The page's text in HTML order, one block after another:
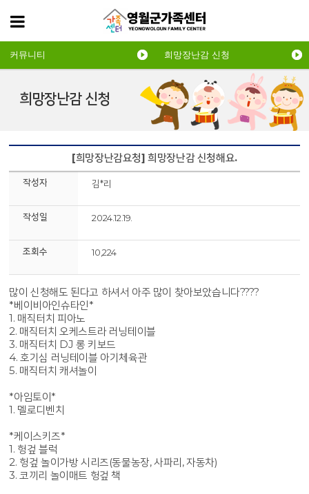
희망장난감 신청
커뮤니티 희망장난감 신청
[희망장난감요청] 희망장난감 신청해요.
작성자 김*리
작성일 2024.12.19.
조회수 10,224
많이 신청해도 된다고 하셔서 아주 많이 찾아보았습니다????
*베이비아인슈타인*
1. 매직터치 피아노
2. 매직터치 오케스트라 러닝테이블
3. 매직터치 DJ 롱 키보드
4. 호기심 러닝테이블 아기체육관
5. 매직터치 캐셔놀이
*아임토이*
1. 멜로디벤치
*케이스키즈*
1. 헝겊 블럭
2. 헝겊 놀이가방 시리즈(동물농장, 사파리, 자동차)
3. 코끼리 놀이매트 헝겊 책